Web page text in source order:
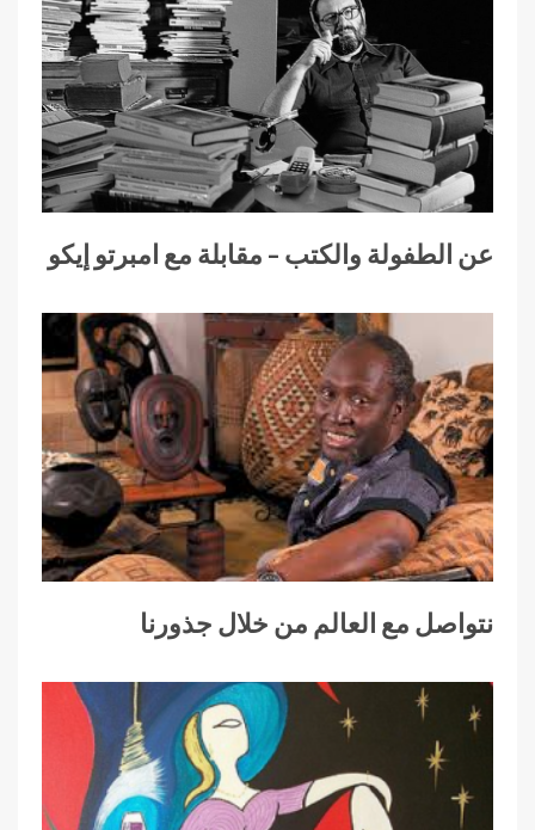
عن الطفولة والكتب – مقابلة مع امبرتو إيكو
نتواصل مع العالم من خلال جذورنا